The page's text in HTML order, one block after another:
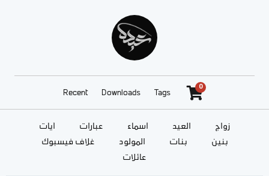
Recent Downloads Tags
0
آيات عبارات أسماء العيد
زواج
غلاف فيسبوك
المولود بنات
بنين
عائلات